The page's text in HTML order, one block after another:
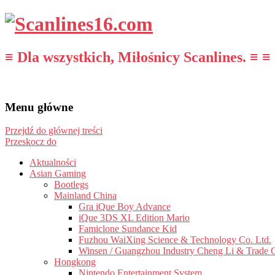
≡ Dla wszystkich, Miłośnicy Scanlines. ≡ ≡
Menu główne
Przejdź do głównej treści
Przeskocz do
Aktualności
Asian Gaming
Bootlegs
Mainland China
Gra iQue Boy Advance
iQue 3DS XL Edition Mario
Famiclone Sundance Kid
Fuzhou WaiXing Science & Technology Co. Ltd.
Winsen / Guangzhou Industry Cheng Li & Trade
Hongkong